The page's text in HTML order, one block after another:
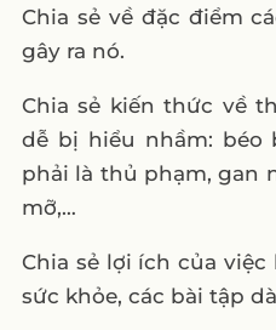
Chia sẻ về đặc điểm
gây ra nó.
Chia sẻ kiến thức về
dễ bị hiểu nhầm: béo
phải là thủ phạm, gan
mỡ,…
Chia sẻ lợi ích của
sức khỏe, các bài tập